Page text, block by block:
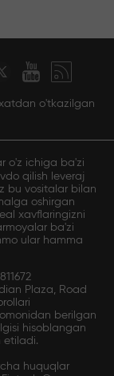
o'tkazilgan
o'z ichiga ba'zi
qilish leveraj
bu vositalar bilan
oshirgan
xavflaringizni
ba'zi
ular hamma
Plaza, Road
berilgan
hisoblangan
etiladi.
huquqlar